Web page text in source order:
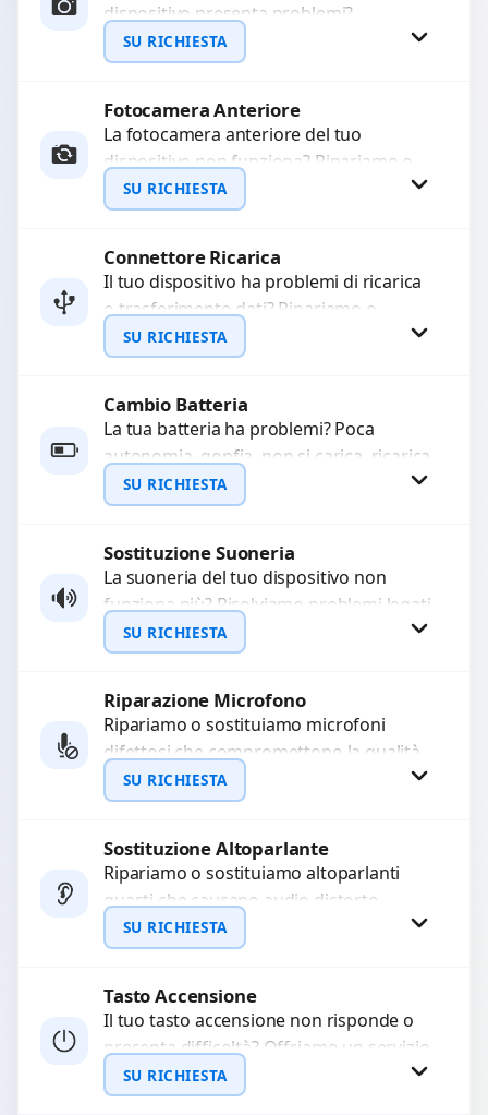
WhatsApp
dispositivo presenta problemi?
Interveniamo per risolvere guasti come
immagini sfocate, messa a fuoco non
SU RICHIESTA
Richiedi Preventivo
WhatsApp
Fotocamera Anteriore
La fotocamera anteriore del tuo
dispositivo non funziona? Ripariamo o
sostituiamo fotocamere guaste con
problemi come immagini sfocate, messa
SU RICHIESTA
Richiedi Preventivo
WhatsApp
Connettore Ricarica
Il tuo dispositivo ha problemi di ricarica
o trasferimento dati? Ripariamo o
sostituiamo connettori di ricarica guasti,
rotti, allentati, danneggiati,...
SU RICHIESTA
Richiedi Preventivo
WhatsApp
Cambio Batteria
La tua batteria ha problemi? Poca
autonomia, gonfia, non si carica, ricarica
lenta o cicli di ricarica esauriti?
Sostituiamo la...
SU RICHIESTA
Richiedi Preventivo
WhatsApp
Sostituzione Suoneria
La suoneria del tuo dispositivo non
funziona più? Risolviamo problemi legati
a moduli audio difettosi con interventi
precisi e componenti...
SU RICHIESTA
Richiedi Preventivo
WhatsApp
Riparazione Microfono
Ripariamo o sostituiamo microfoni
difettosi che compromettono la qualità
audio delle registrazioni o delle
chiamate. Diagnosi accurata e ricambi
SU RICHIESTA
Richiedi Preventivo
WhatsApp
Sostituzione Altoparlante
Ripariamo o sostituiamo altoparlanti
guasti che causano audio distorto,
basso o assente. Utilizziamo ricambi di
alta qualità garantiti per 3...
SU RICHIESTA
Richiedi Preventivo
WhatsApp
Tasto Accensione
Il tuo tasto accensione non risponde o
presenta difficoltà? Offriamo un servizio
professionale di riparazione o
sostituzione utilizzando componenti di...
SU RICHIESTA